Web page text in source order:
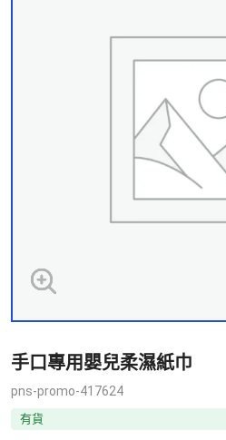
手口專用嬰兒柔濕紙巾
pns-promo-417624
有貨